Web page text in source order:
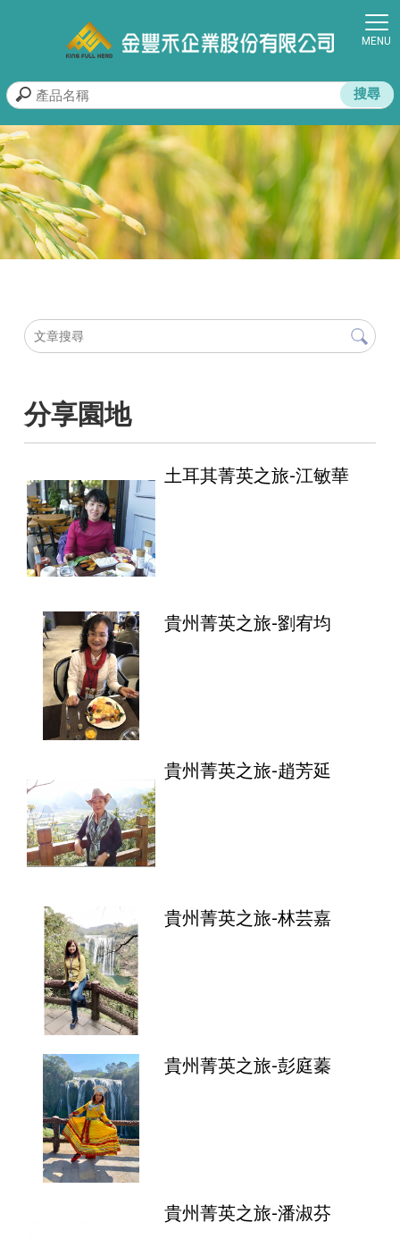
分享園地
土耳其菁英之旅-江敏華
貴州菁英之旅-劉宥均
貴州菁英之旅-趙芳延
貴州菁英之旅-林芸嘉
貴州菁英之旅-彭庭蓁
貴州菁英之旅-潘淑芬